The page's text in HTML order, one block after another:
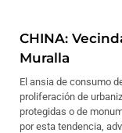
CHINA:
Muralla
El ansia de consumo
proliferación de
protegidas o de
por esta tendencia,